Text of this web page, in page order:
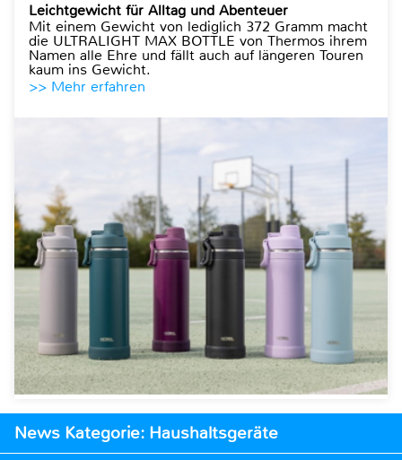
Leichtgewicht für Alltag und Abenteuer
Mit einem Gewicht von lediglich 372 Gramm macht
die ULTRALIGHT MAX BOTTLE von Thermos ihrem
Namen alle Ehre und fällt auch auf längeren Touren
kaum ins Gewicht.
>> Mehr erfahren
News Kategorie: Haushaltsgeräte